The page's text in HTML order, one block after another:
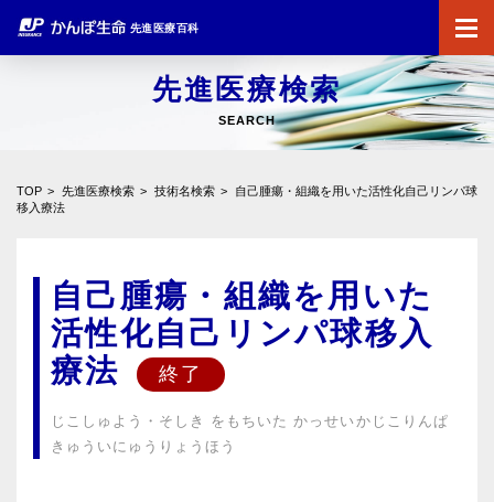
先進医療百科
先進医療検索
SEARCH
TOP 先進医療検索 技術名検索
自己腫瘍・組織を用いた活性化自己リンパ球
移入療法
自己腫瘍・組織を用いた
活性化自己リンパ球移入
療法
じこしゅよう・そしき をもちいた かっせいかじこりんぱ
きゅういにゅうりょうほう